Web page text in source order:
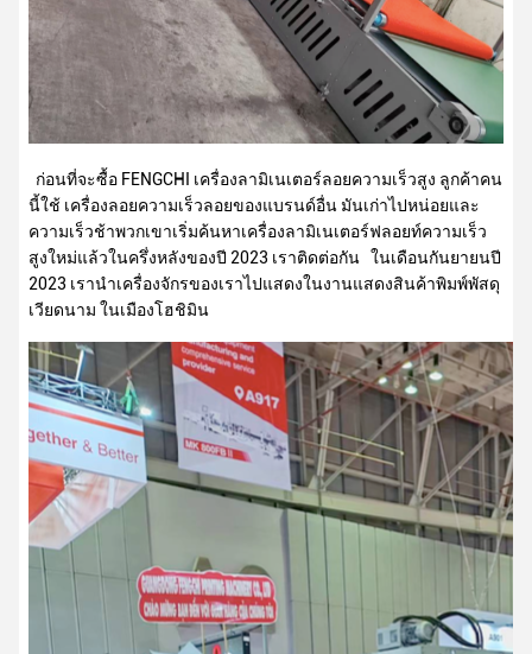
ก่อนที่จะซื้อ FENGCHI เครื่องลามิเนเตอร์ลอยความเร็วสูง ลูกค้าคน
นี้ใช้ เครื่องลอยความเร็วลอยของแบรนด์อื่น มันเก่าไปหน่อยและ
ความเร็วช้าพวกเขาเริ่มค้นหาเครื่องลามิเนเตอร์ฟลอยท์ความเร็ว
สูงใหม่แล้วในครึ่งหลังของปี 2023 เราติดต่อกัน ในเดือนกันยายนปี
2023 เรานําเครื่องจักรของเราไปแสดงในงานแสดงสินค้าพิมพ์พัสดุ
เวียดนาม ในเมืองโฮชิมิน